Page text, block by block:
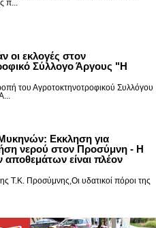
π...
οι εκλογές στον
Σύλλογο Άργους "Η
του Αγροτοκτηνοτροφικού Συλλόγου
Εκκληση για
νερού στον Προσύμνη - Η
είναι πλέον
Τ.Κ. Προσύμνης,Οι υδατικοί πόροι της